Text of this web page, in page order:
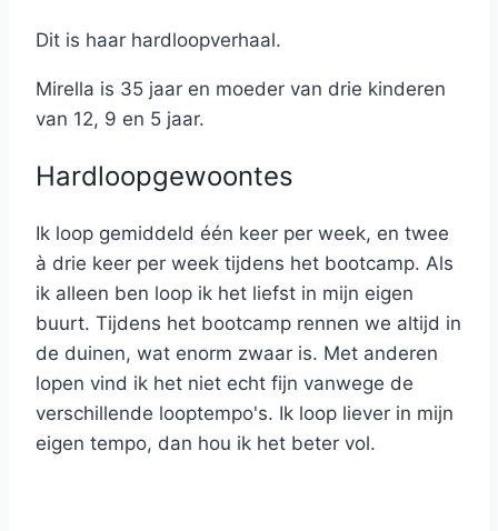
Dit is haar hardloopverhaal.
Mirella is 35 jaar en moeder van drie kinderen
van 12, 9 en 5 jaar.
Hardloopgewoontes
Ik loop gemiddeld één keer per week, en twee
à drie keer per week tijdens het bootcamp. Als
ik alleen ben loop ik het liefst in mijn eigen
buurt. Tijdens het bootcamp rennen we altijd in
de duinen, wat enorm zwaar is. Met anderen
lopen vind ik het niet echt fijn vanwege de
verschillende looptempo's. Ik loop liever in mijn
eigen tempo, dan hou ik het beter vol.